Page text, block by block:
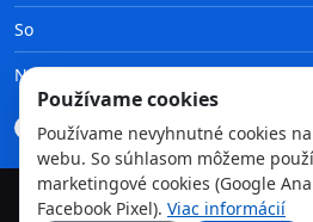
So
Ne
Doprava Platba Obchodné
©2026TvojaFarba.sk •
Používame cookies
Používame nevyhnutné cookies
webu. So súhlasom môžeme
marketingové cookies (Google
Facebook Pixel). Viac informácií